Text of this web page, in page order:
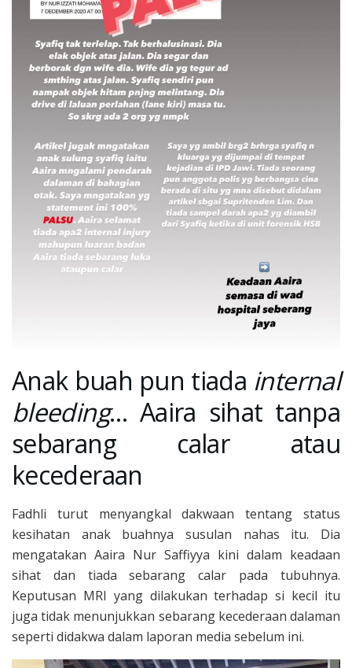
Anak buah pun tiada internal
bleeding… Aaira sihat tanpa
sebarang calar atau
kecederaan
Fadhli turut menyangkal dakwaan tentang status
kesihatan anak buahnya susulan nahas itu. Dia
mengatakan Aaira Nur Saffiyya kini dalam keadaan
sihat dan tiada sebarang calar pada tubuhnya.
Keputusan MRI yang dilakukan terhadap si kecil itu
juga tidak menunjukkan sebarang kecederaan dalaman
seperti didakwa dalam laporan media sebelum ini.